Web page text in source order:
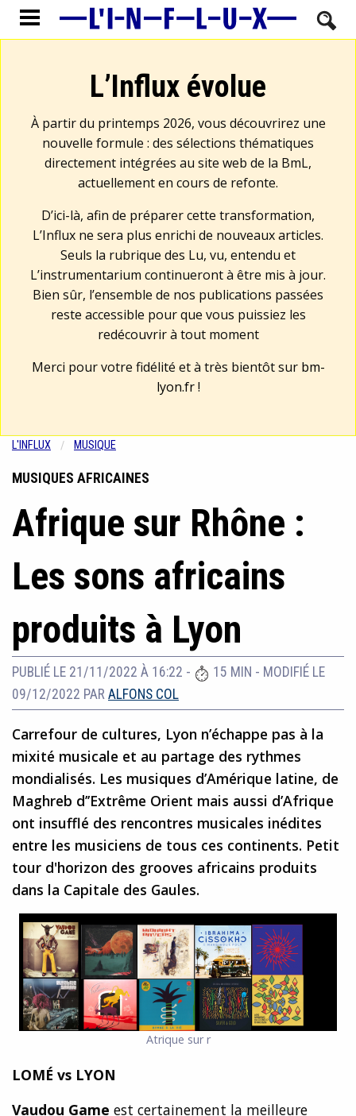
L’Influx évolue
À partir du printemps 2026, vous découvrirez une
nouvelle formule : des sélections thématiques
directement intégrées au site web de la BmL,
actuellement en cours de refonte.
D’ici-là, afin de préparer cette transformation,
L’Influx ne sera plus enrichi de nouveaux articles.
Seuls la rubrique des Lu, vu, entendu et
L’instrumentarium continueront à être mis à jour.
Bien sûr, l’ensemble de nos publications passées
reste accessible pour que vous puissiez les
redécouvrir à tout moment
Merci pour votre fidélité et à très bientôt sur bm-
lyon.fr!
L'INFLUX MUSIQUE
MUSIQUES AFRICAINES
Afrique sur Rhône :
Les sons africains
produits à Lyon
PUBLIÉ LE 21/11/2022 À 16:22 - 15 MIN - MODIFIÉ LE
09/12/2022 PAR ALFONS COL
Carrefour de cultures, Lyon n’échappe pas à la
mixité musicale et au partage des rythmes
mondialisés. Les musiques d’Amérique latine, de
Maghreb d’’Extrême Orient mais aussi d’Afrique
ont insufflé des rencontres musicales inédites
entre les musiciens de tous ces continents. Petit
tour d'horizon des grooves africains produits
dans la Capitale des Gaules.
Atrique sur r
LOMÉ vs LYON
Vaudou Game est certainement la meilleure